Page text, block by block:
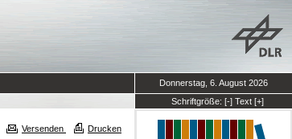
Donnerstag, 6. August 2026
Schriftgröße: [-] Text [+]
Versenden Drucken